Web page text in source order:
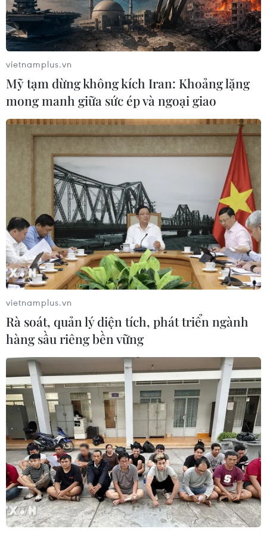
Chủ tịch Liên đoàn Bóng đá thế giới
chịu sức ép chưa từng có
06/08/2026 04:12
Futsal Việt Nam bất bại sau trận hòa
khó tin trước chủ nhà Thái Lan
06/08/2026 02:38
Khai mạc Vòng loại môn Bóng rổ Đại
hội Thể thao sinh viên toàn quốc
năm 2026
05/08/2026 11:57
Xem thêm
CƠ QUAN CHỦ QUẢN: THÔNG TẤN XÃ VIỆT NAM
Tổng Biên tập: TRẦN TIẾN DUẨN
Phó Tổng Biên tập: NGUYỄN THỊ TÁM, KHÚC THANH
THỦY
Sở hữu trí tuệ
Quy định sử dụng
RSS
Hỗ trợ
Ngôn ngữ
TTXVN
Dịch vụ tin
Quảng cáo
vietnamplus.vn
Mỹ tạm dừng không kích Iran: Khoảng lặng
mong manh giữa sức ép và ngoại giao
vietnamplus.vn
Rà soát, quản lý diện tích, phát triển ngành
hàng sầu riêng bền vững